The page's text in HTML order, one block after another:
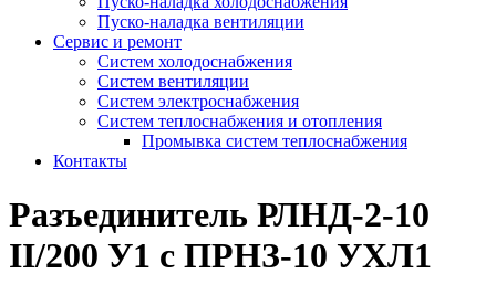
Пуско-наладка вентиляции
Сервис и ремонт
Систем холодоснабжения
Систем вентиляции
Систем электроснабжения
Систем теплоснабжения и отопления
Промывка систем теплоснабжения
Контакты
Разъединитель РЛНД-2-10
II/200 У1 с ПРНЗ-10 УХЛ1